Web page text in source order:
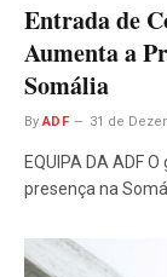
Entrada de
Aumenta a
Somália
By ADF 31 de
EQUIPA DA ADF
presença na